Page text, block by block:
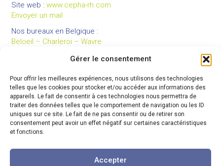
Gérer le consentement
Pour offrir les meilleures expériences, nous utilisons des technologies
telles que les cookies pour stocker et/ou accéder aux informations des
appareils. Le fait de consentir à ces technologies nous permettra de
traiter des données telles que le comportement de navigation ou les ID
uniques sur ce site. Le fait de ne pas consentir ou de retirer son
consentement peut avoir un effet négatif sur certaines caractéristiques
et fonctions.
Accepter
Site web : www.cepha-rh.com
Envoyer un mail
Nos bureaux en Belgique :
Beloeil – Charleroi – Wavre
LIENS UTILES
Mentions légales
Conditions générales de vente
Politique de confidentialité
Partenaires
Code de déontologie